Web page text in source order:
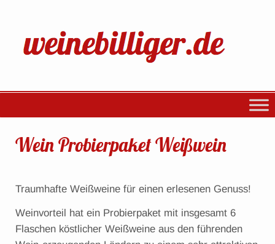
Wein Probierpaket Weißwein
Traumhafte Weißweine für einen erlesenen Genuss!
Weinvorteil hat ein Probierpaket mit insgesamt 6
Flaschen köstlicher Weißweine aus den führenden